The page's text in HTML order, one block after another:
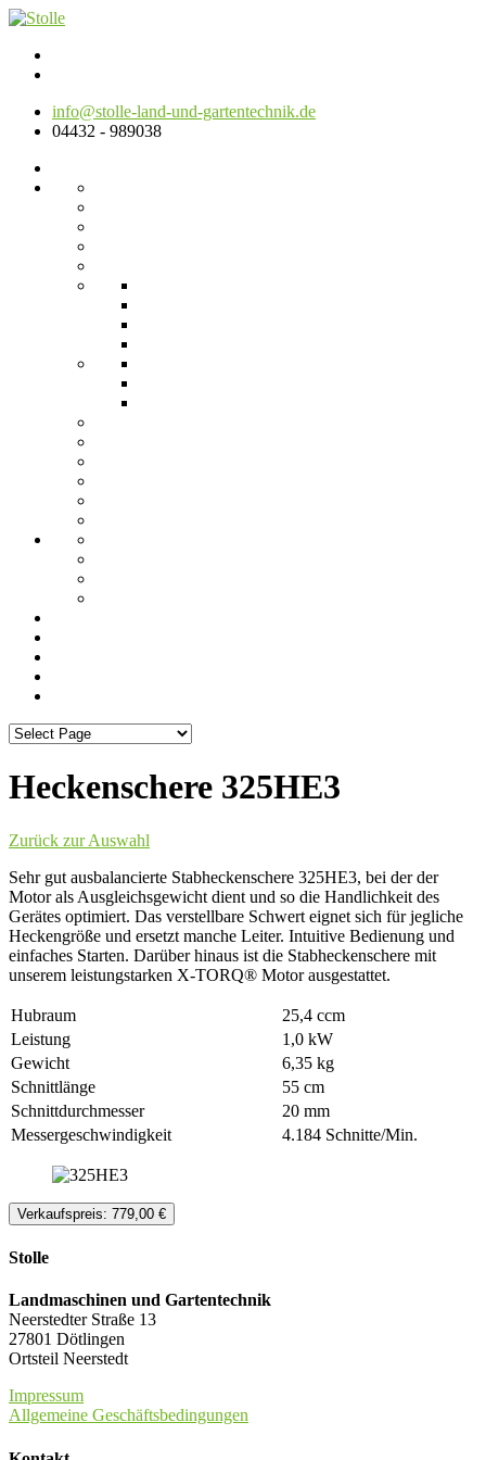
info@stolle-land-und-gartentechnik.de
04432 - 989038
Heckenschere 325HE3
Zurück zur Auswahl
Sehr gut ausbalancierte Stabheckenschere 325HE3, bei der der
Motor als Ausgleichsgewicht dient und so die Handlichkeit des
Gerätes optimiert. Das verstellbare Schwert eignet sich für jegliche
Heckengröße und ersetzt manche Leiter. Intuitive Bedienung und
einfaches Starten. Darüber hinaus ist die Stabheckenschere mit
unserem leistungstarken X-TORQ® Motor ausgestattet.
Hubraum
25,4 ccm
Leistung
1,0 kW
Gewicht
6,35 kg
Schnittlänge
55 cm
Schnittdurchmesser
20 mm
Messergeschwindigkeit
4.184 Schnitte/Min.
Verkaufspreis: 779,00 €
Stolle
Landmaschinen und Gartentechnik
Neerstedter Straße 13
27801 Dötlingen
Ortsteil Neerstedt
Impressum
Allgemeine Geschäftsbedingungen